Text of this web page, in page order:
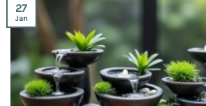
27
Jan